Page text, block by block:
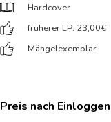
Hardcover
früherer LP: 23,00€
Mängelexemplar
Preis nach